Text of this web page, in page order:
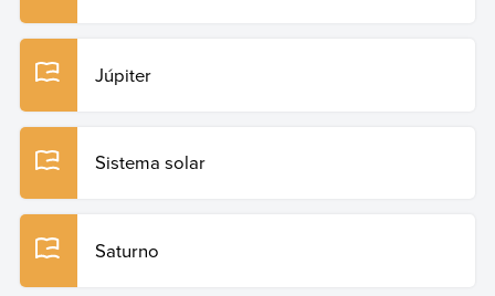
Júpiter
Sistema solar
Saturno